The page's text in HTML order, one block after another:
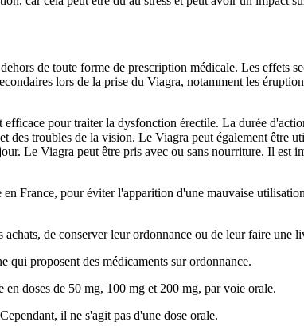
de toute forme de prescription médicale. Les effets
lors de la prise du Viagra, notamment les
pour traiter la dysfonction érectile. La durée
des troubles de la vision. Le Viagra peut également
Le Viagra peut être pris avec ou sans nourriture. Il est
France, pour éviter l'apparition d'une mauvaise
de conserver leur ordonnance ou de leur faire une
qui proposent des médicaments sur ordonnance.
doses de 50 mg, 100 mg et 200 mg, par voie orale.
il ne s'agit pas d'une dose orale.